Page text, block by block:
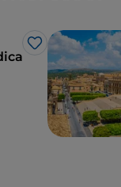
J’aime